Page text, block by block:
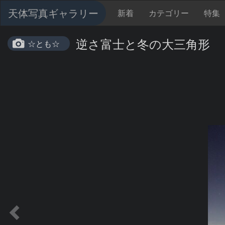
天体写真ギャラリー 新着 カテゴリー 特集
☆とも☆ 逆さ富士と冬の大三角形